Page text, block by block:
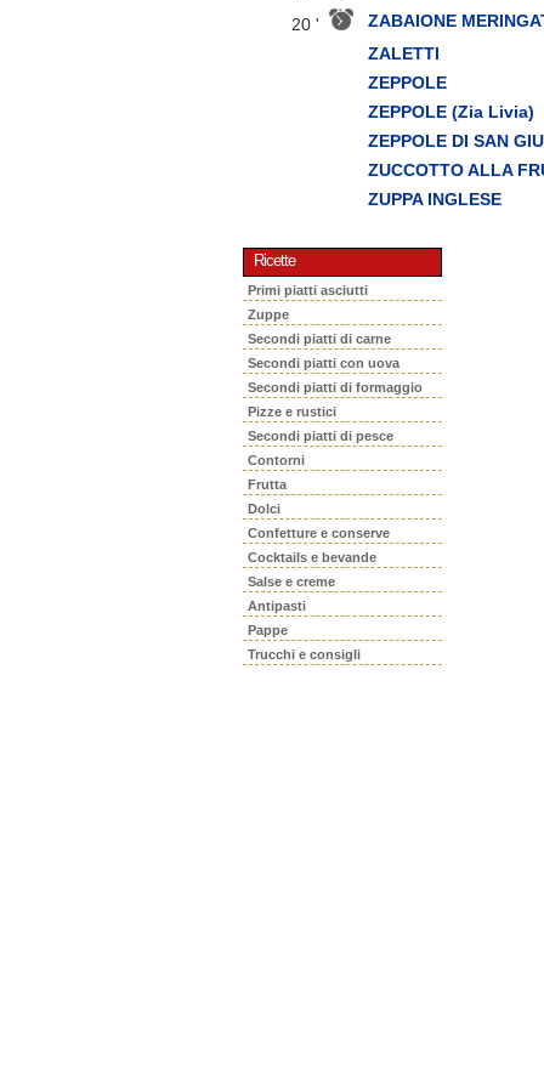
20 '
ZABAIONE
ZALETTI
ZEPPOLE
ZEPPOLE (Zia Livia)
ZEPPOLE DI SAN
ZUCCOTTO ALLA
ZUPPA INGLESE
Ricette
Primi piatti asciutti
Zuppe
Secondi piatti di carne
Secondi piatti con uova
Secondi piatti di formaggio
Pizze e rustici
Secondi piatti di pesce
Contorni
Frutta
Dolci
Confetture e conserve
Cocktails e bevande
Salse e creme
Antipasti
Pappe
Trucchi e consigli